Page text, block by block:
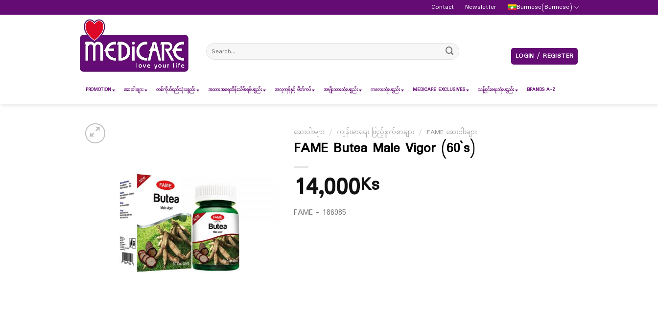
to
Contact Newsletter Burmese(Burmese)
Search
for:
LOGIN / REGISTER
PROMOTION ဆေး၀ါးများ တစ်ကိုယ်ရည်သုံးပစ္စည်း အသားအရေထိန်းသိမ်းရန်ပစ္စည်း အလှကုန်နှင့် မိတ်ကပ် အမျိုးသားသုံးပစ္စည်း ကလေးသုံးပစ္စည်း MEDICARE EXCLUSIVES သန့်ရှင်းရေးသုံးပစ္စည်း BRANDS A-Z
ဆေးဝါးများ / ကျန်းမာရေး ဖြည့်စွက်စာများ / FAME ဆေးဝါးများ
FAME Butea Male Vigor (60`s)
14,000Ks
FAME – 186985